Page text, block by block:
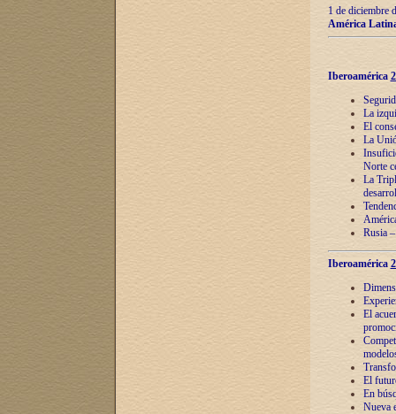
1 de diciembre
América
Iberoamérica
La
El
La
Norte
La
Rusia
Iberoamérica
El
El
En
Nueva